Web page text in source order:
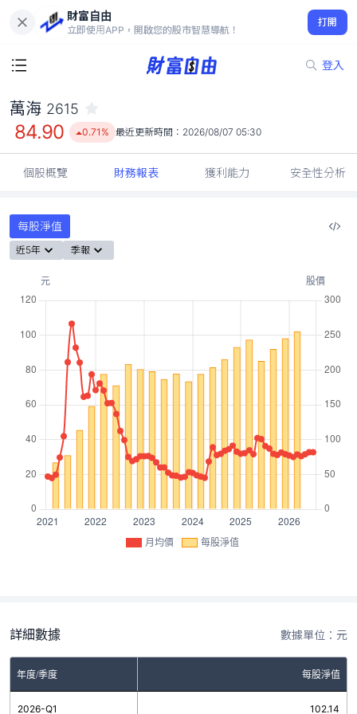
財富自由
立即使用APP，開啟您的股市智慧導航！
打開
登入
84.90
0.71%
萬海 2615
84.90 0.71% 最近更新時間： 2026/08/07 05:30
個股概覽 財務報表 獲利能力 安全性分析
每股淨值
近5年 季報
月均價 每股淨值
詳細數據 數據單位：元
年度/季度 每股淨值
2026-Q1 102.14